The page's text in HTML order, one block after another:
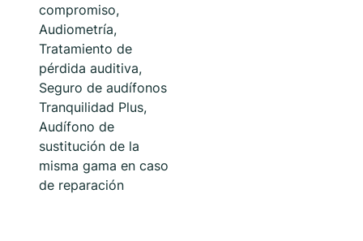
compromiso,
Audiometría,
Tratamiento de
pérdida auditiva,
Seguro de audífonos
Tranquilidad Plus,
Audífono de
sustitución de la
misma gama en caso
de reparación